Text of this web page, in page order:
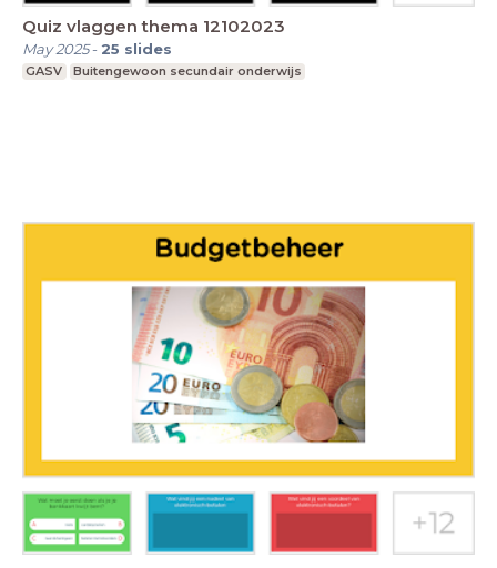
Quiz vlaggen thema 12102023
May 2025- 25 slides
GASV Buitengewoon secundair onderwijs